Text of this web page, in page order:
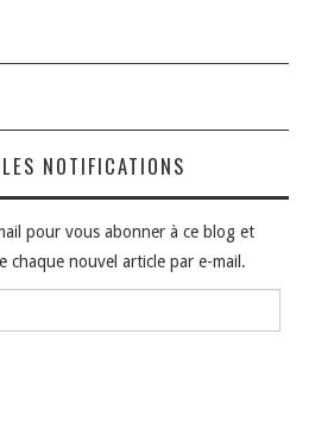
NOTIFICATIONS
pour vous abonner à ce blog et
chaque nouvel article par e-mail.